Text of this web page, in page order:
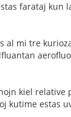
farataj
mi tre
kiel
kutime estas